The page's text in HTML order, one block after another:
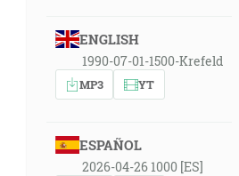
ENGLISH
1990-07-01-1500-Krefeld
MP3 YT
ESPAÑOL
2026-04-26 1000 [ES]